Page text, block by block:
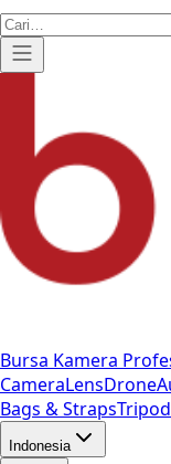
Bursa Kamera
CameraLensDrone
Bags & Straps
Indonesia